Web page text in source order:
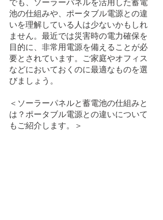
でも、ソーラーパネルを活用した蓄電
池の仕組みや、ポータブル電源との違
いを理解している人は少ないかもしれ
ません。最近では災害時の電力確保を
目的に、非常用電源を備えることが必
要とされています。ご家庭やオフィス
などにおいておくのに最適なものを選
びましょう。
＜ソーラーパネルと蓄電池の仕組みと
は？ポータブル電源との違いについて
もご紹介します。＞